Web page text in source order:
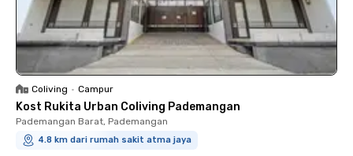
Coliving • Campur
Kost Rukita Urban Coliving Pademangan
Pademangan Barat, Pademangan
4.8 km dari rumah sakit atma jaya